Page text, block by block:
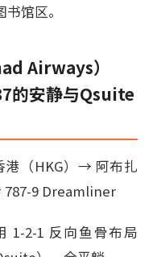
馆区。
Airways）
的安静与Qsuite
港（HKG）→ 阿布扎
787-9 Dreamliner
1-2-1 反向鱼骨布局